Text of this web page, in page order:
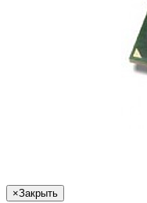
×Закрыть